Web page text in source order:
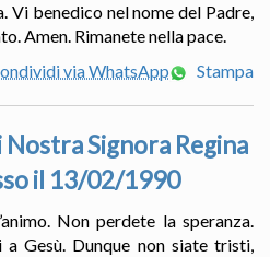
Vi benedico nel nome del Padre,
Amen. Rimanete nella pace.
via WhatsApp
Stampa
Signora Regina
il 13/02/1990
Non perdete la speranza.
Gesù. Dunque non siate tristi,